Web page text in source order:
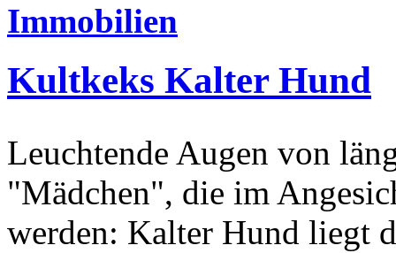
Immobilien
Kultkeks Kalter Hund
Leuchtende Augen von
"Mädchen", die im
werden: Kalter Hund liegt